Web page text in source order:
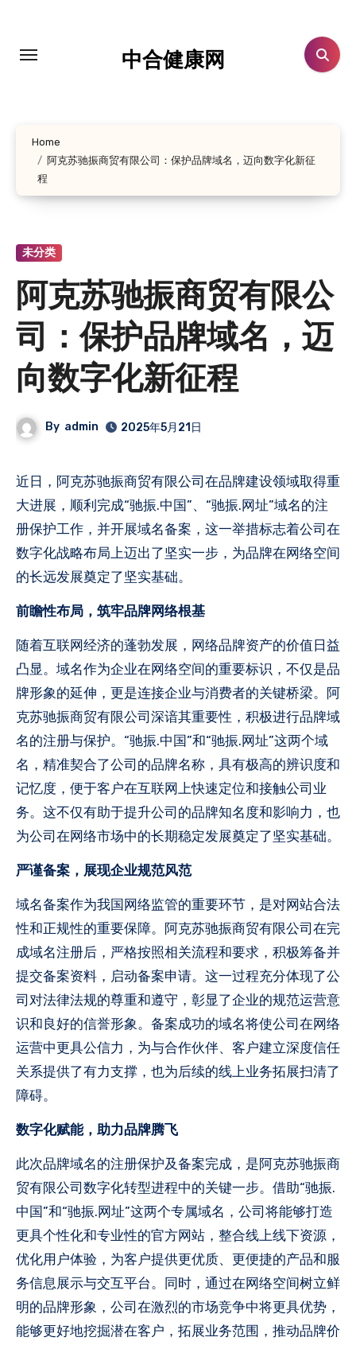
中合健康网
Home
阿克苏驰振商贸有限公司：保护品牌域名，迈向数字化新征
程
未分类
阿克苏驰振商贸有限公
司：保护品牌域名，迈
向数字化新征程
By admin 2025年5月21日
近日，阿克苏驰振商贸有限公司在品牌建设领域取得重
大进展，顺利完成“驰振.中国”、“驰振.网址”域名的注
册保护工作，并开展域名备案，这一举措标志着公司在
数字化战略布局上迈出了坚实一步，为品牌在网络空间
的长远发展奠定了坚实基础。
前瞻性布局，筑牢品牌网络根基
随着互联网经济的蓬勃发展，网络品牌资产的价值日益
凸显。域名作为企业在网络空间的重要标识，不仅是品
牌形象的延伸，更是连接企业与消费者的关键桥梁。阿
克苏驰振商贸有限公司深谙其重要性，积极进行品牌域
名的注册与保护。“驰振.中国”和“驰振.网址”这两个域
名，精准契合了公司的品牌名称，具有极高的辨识度和
记忆度，便于客户在互联网上快速定位和接触公司业
务。这不仅有助于提升公司的品牌知名度和影响力，也
为公司在网络市场中的长期稳定发展奠定了坚实基础。
严谨备案，展现企业规范风范
域名备案作为我国网络监管的重要环节，是对网站合法
性和正规性的重要保障。阿克苏驰振商贸有限公司在完
成域名注册后，严格按照相关流程和要求，积极筹备并
提交备案资料，启动备案申请。这一过程充分体现了公
司对法律法规的尊重和遵守，彰显了企业的规范运营意
识和良好的信誉形象。备案成功的域名将使公司在网络
运营中更具公信力，为与合作伙伴、客户建立深度信任
关系提供了有力支撑，也为后续的线上业务拓展扫清了
障碍。
数字化赋能，助力品牌腾飞
此次品牌域名的注册保护及备案完成，是阿克苏驰振商
贸有限公司数字化转型进程中的关键一步。借助“驰振.
中国”和“驰振.网址”这两个专属域名，公司将能够打造
更具个性化和专业性的官方网站，整合线上线下资源，
优化用户体验，为客户提供更优质、更便捷的产品和服
务信息展示与交互平台。同时，通过在网络空间树立鲜
明的品牌形象，公司在激烈的市场竞争中将更具优势，
能够更好地挖掘潜在客户，拓展业务范围，推动品牌价